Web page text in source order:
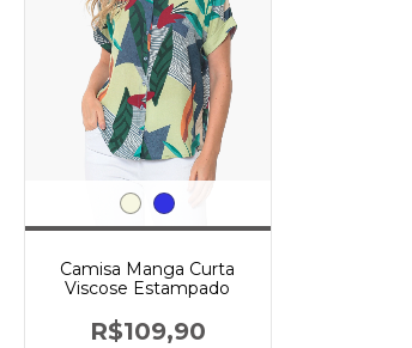
Camisa Manga Curta
Viscose Estampado
R$109,90